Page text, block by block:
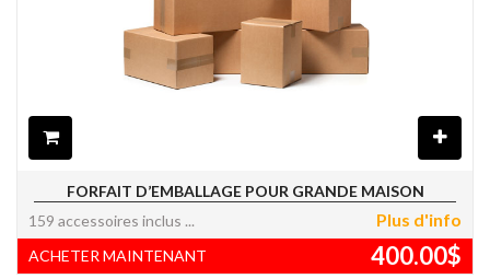
FORFAIT D’EMBALLAGE POUR GRANDE MAISON
159 accessoires inclus
Plus d'info
ACHETER MAINTENANT 400.00$